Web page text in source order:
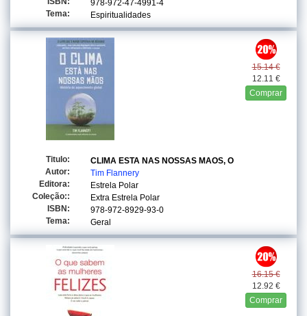
978-972-47-4991-4
Tema:
Espiritualidades
15.14 €
12.11 €
Comprar
Titulo:
CLIMA ESTA NAS NOSSAS MAOS, O
Autor:
Tim Flannery
Editora:
Estrela Polar
Coleção::
Extra Estrela Polar
ISBN:
978-972-8929-93-0
Tema:
Geral
16.15 €
12.92 €
Comprar